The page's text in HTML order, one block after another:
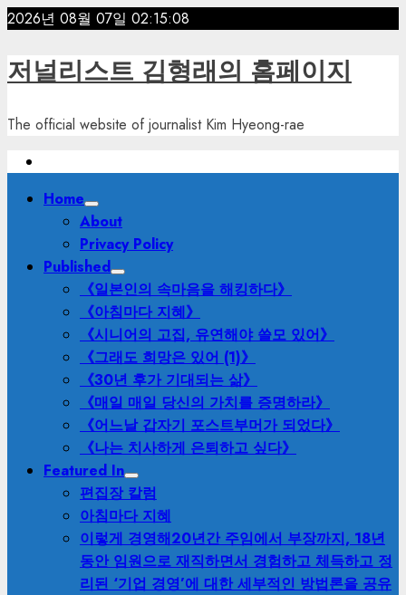
Skip
content
2026년 08월 07일 02:15:10
저널리스트 김형래의 홈페이지
The official website of journalist Kim Hyeong-rae
PrimaryHome
About
Privacy Policy
Published
《일본인의 속마음을 해킹하다》
《아침마다 지혜》
《시니어의 고집, 유연해야 쓸모 있어》
《그래도 희망은 있어 (1)》
《30년 후가 기대되는 삶》
《매일 매일 당신의 가치를 증명하라》
《어느날 갑자기 포스트부머가 되었다》
《나는 치사하게 은퇴하고 싶다》
Featured In
편집장 칼럼
아침마다 지혜
이렇게 경영해20년간 주임에서 부장까지, 18년
동안 임원으로 재직하면서 경험하고 체득하고 정
리된 ‘기업 경영’에 대한 세부적인 방법론을 공유